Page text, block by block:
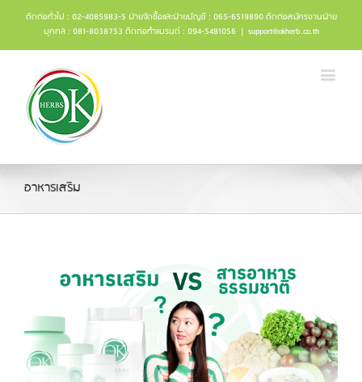
ติดต่อทั่วไป : 02-4085983-5 ฝ่ายจัดซื้อและฝ่ายบัญชี : 065-6519890 ติดต่อสมัครงานฝ่าย
บุคคล : 081-8038753 ติดต่อทำแบรนด์ : 094-5481056 | support@okherb.co.th
อาหารเสริม